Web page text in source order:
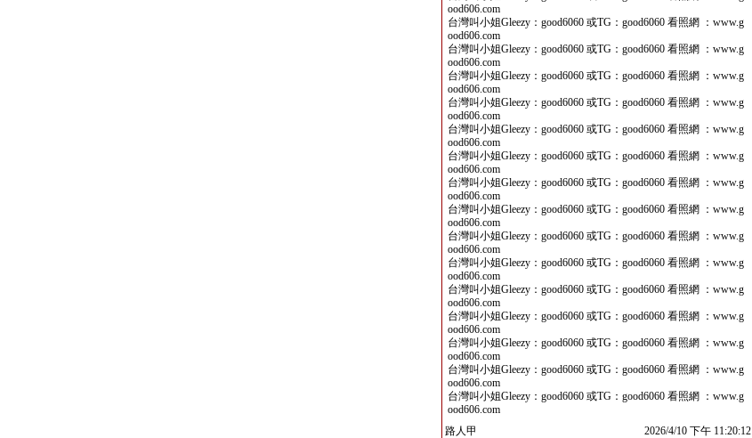
ood606.com
台灣叫小姐Gleezy：good6060 或TG：good6060 看照網 ：www.g
ood606.com
台灣叫小姐Gleezy：good6060 或TG：good6060 看照網 ：www.g
ood606.com
台灣叫小姐Gleezy：good6060 或TG：good6060 看照網 ：www.g
ood606.com
台灣叫小姐Gleezy：good6060 或TG：good6060 看照網 ：www.g
ood606.com
台灣叫小姐Gleezy：good6060 或TG：good6060 看照網 ：www.g
ood606.com
台灣叫小姐Gleezy：good6060 或TG：good6060 看照網 ：www.g
ood606.com
台灣叫小姐Gleezy：good6060 或TG：good6060 看照網 ：www.g
ood606.com
台灣叫小姐Gleezy：good6060 或TG：good6060 看照網 ：www.g
ood606.com
台灣叫小姐Gleezy：good6060 或TG：good6060 看照網 ：www.g
ood606.com
台灣叫小姐Gleezy：good6060 或TG：good6060 看照網 ：www.g
ood606.com
台灣叫小姐Gleezy：good6060 或TG：good6060 看照網 ：www.g
ood606.com
台灣叫小姐Gleezy：good6060 或TG：good6060 看照網 ：www.g
ood606.com
台灣叫小姐Gleezy：good6060 或TG：good6060 看照網 ：www.g
ood606.com
台灣叫小姐Gleezy：good6060 或TG：good6060 看照網 ：www.g
ood606.com
台灣叫小姐Gleezy：good6060 或TG：good6060 看照網 ：www.g
ood606.com
路人甲
2026/4/10 下午 11:20:12